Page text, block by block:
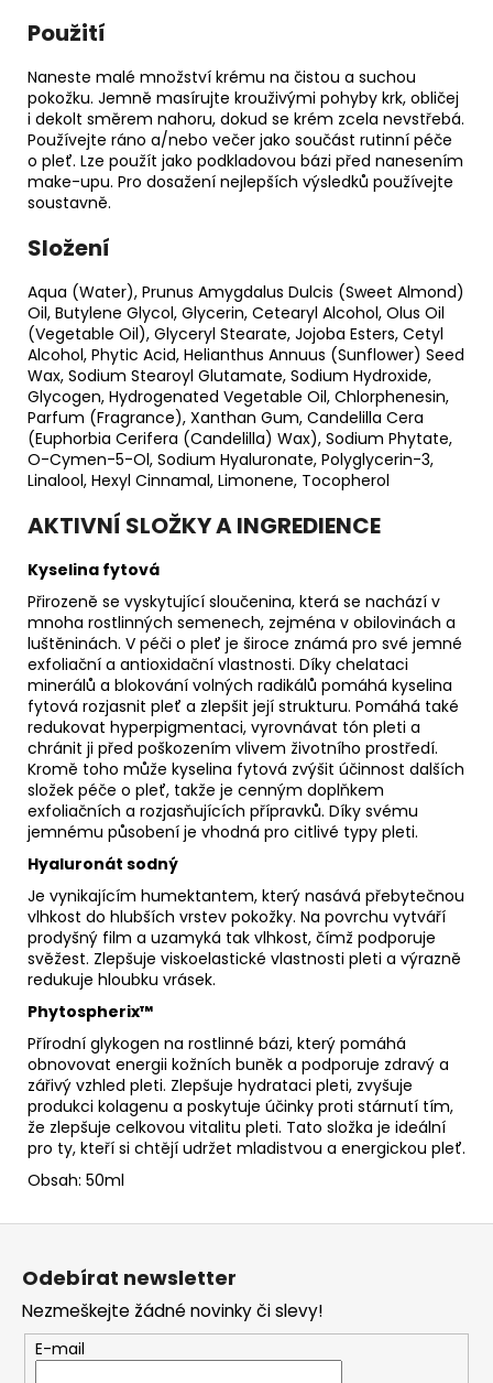
Použití
Naneste malé množství krému na čistou a suchou
pokožku. Jemně masírujte krouživými pohyby krk, obličej
i dekolt směrem nahoru, dokud se krém zcela nevstřebá.
Používejte ráno a/nebo večer jako součást rutinní péče
o pleť. Lze použít jako podkladovou bázi před nanesením
make-upu. Pro dosažení nejlepších výsledků používejte
soustavně.
Složení
Aqua (Water), Prunus Amygdalus Dulcis (Sweet Almond)
Oil, Butylene Glycol, Glycerin, Cetearyl Alcohol, Olus Oil
(Vegetable Oil), Glyceryl Stearate, Jojoba Esters, Cetyl
Alcohol, Phytic Acid, Helianthus Annuus (Sunflower) Seed
Wax, Sodium Stearoyl Glutamate, Sodium Hydroxide,
Glycogen, Hydrogenated Vegetable Oil, Chlorphenesin,
Parfum (Fragrance), Xanthan Gum, Candelilla Cera
(Euphorbia Cerifera (Candelilla) Wax), Sodium Phytate,
O-Cymen-5-Ol, Sodium Hyaluronate, Polyglycerin-3,
Linalool, Hexyl Cinnamal, Limonene, Tocopherol
AKTIVNÍ SLOŽKY A INGREDIENCE
Kyselina fytová
Přirozeně se vyskytující sloučenina, která se nachází v
mnoha rostlinných semenech, zejména v obilovinách a
luštěninách. V péči o pleť je široce známá pro své jemné
exfoliační a antioxidační vlastnosti. Díky chelataci
minerálů a blokování volných radikálů pomáhá kyselina
fytová rozjasnit pleť a zlepšit její strukturu. Pomáhá také
redukovat hyperpigmentaci, vyrovnávat tón pleti a
chránit ji před poškozením vlivem životního prostředí.
Kromě toho může kyselina fytová zvýšit účinnost dalších
složek péče o pleť, takže je cenným doplňkem
exfoliačních a rozjasňujících přípravků. Díky svému
jemnému působení je vhodná pro citlivé typy pleti.
Hyaluronát sodný
Je vynikajícím humektantem, který nasává přebytečnou
vlhkost do hlubších vrstev pokožky. Na povrchu vytváří
prodyšný film a uzamyká tak vlhkost, čímž podporuje
svěžest. Zlepšuje viskoelastické vlastnosti pleti a výrazně
redukuje hloubku vrásek.
Phytospherix™
Přírodní glykogen na rostlinné bázi, který pomáhá
obnovovat energii kožních buněk a podporuje zdravý a
zářivý vzhled pleti. Zlepšuje hydrataci pleti, zvyšuje
produkci kolagenu a poskytuje účinky proti stárnutí tím,
že zlepšuje celkovou vitalitu pleti. Tato složka je ideální
pro ty, kteří si chtějí udržet mladistvou a energickou pleť.
Obsah: 50ml
Z
Odebírat newsletter
Nezmeškejte žádné novinky či slevy!
E-mail